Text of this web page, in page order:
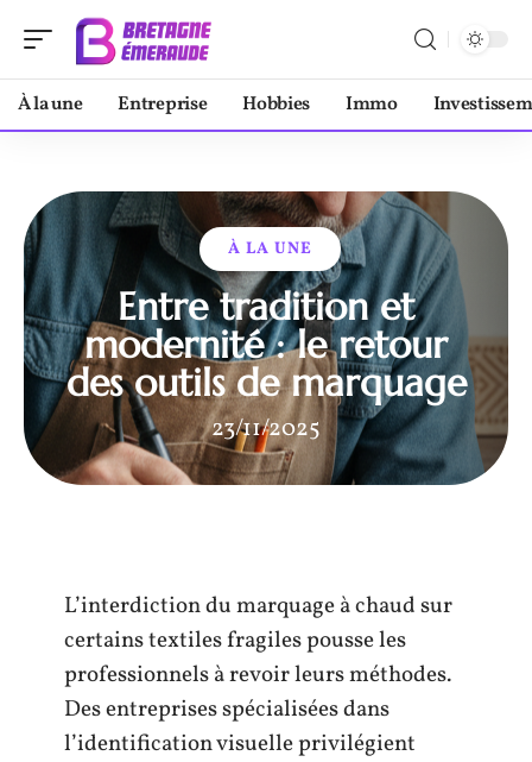
À la une Entreprise Hobbies Immo
À LA UNE
Entre tradition et
modernité : le retour
des outils de marquage
23/11/2025
L’interdiction du marquage à chaud sur
certains textiles fragiles pousse les
professionnels à revoir leurs méthodes.
Des entreprises spécialisées dans
l’identification visuelle privilégient